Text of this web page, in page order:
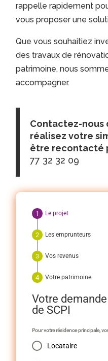
rappelle rapidement
vous proposer une
Que vous souhaitiez
des travaux de
patrimoine, nous
accompagner.
Contactez-nous
réalisez votre
être recontacté
77 32 32 09
Le projet
Les emprunteurs
Vos revenus
Votre patrimoine
Votre
de SCPI
Pour votre résidence principale,
Locataire